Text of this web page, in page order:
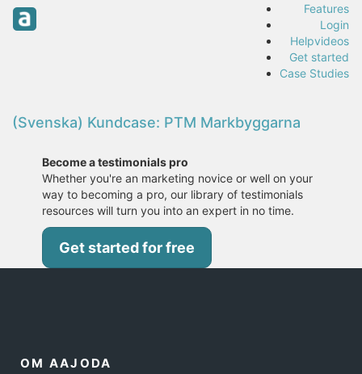
Features
Login
Helpvideos
Get started
Case Studies
(Svenska) Kundcase: PTM Markbyggarna
Become a testimonials pro
Whether you're an marketing novice or well on your
way to becoming a pro, our library of testimonials
resources will turn you into an expert in no time.
Get started for free
OM AAJODA